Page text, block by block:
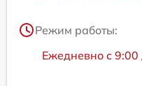
Режим работы:
Ежедневно с 9:00